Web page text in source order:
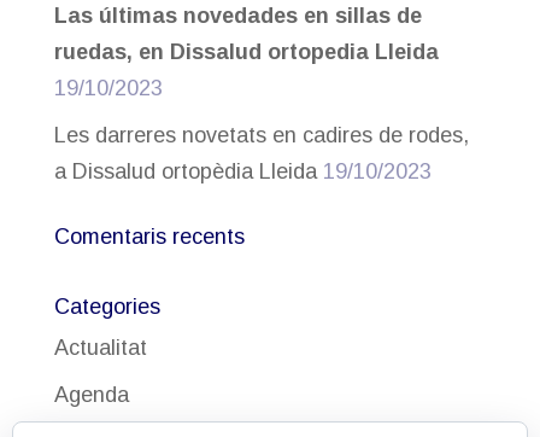
Las últimas novedades en sillas de
ruedas, en Dissalud ortopedia Lleida
19/10/2023
Les darreres novetats en cadires de rodes,
a Dissalud ortopèdia Lleida 19/10/2023
Comentaris recents
Categories
Actualitat
Agenda